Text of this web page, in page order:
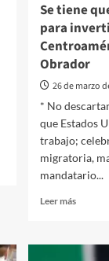
Se tiene
para
Obrador
26 de marzo
* No
que Estados
trabajo;
migratoria,
mandatario...
Leer másLeer
Se